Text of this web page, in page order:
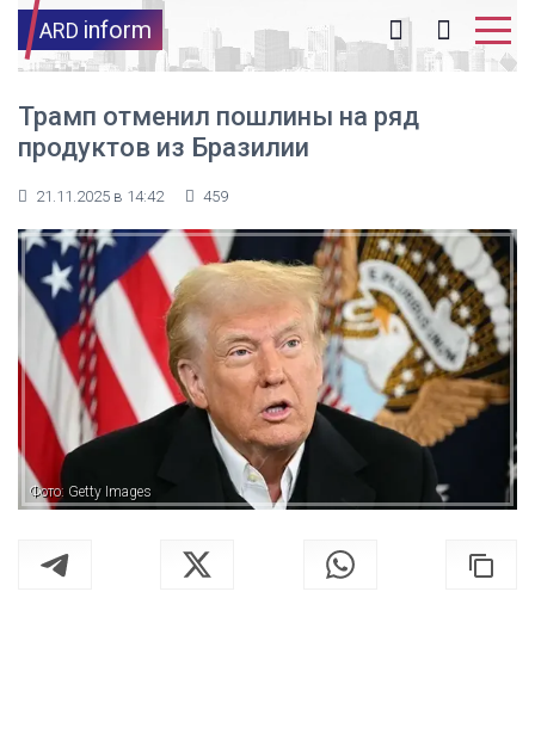
ARD inform
Трамп отменил пошлины на ряд
продуктов из Бразилии
21.11.2025 в 14:42 459
Фото: Getty Images